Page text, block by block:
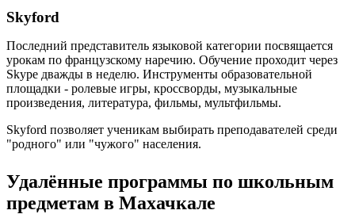
Skyford
Последний представитель языковой категории посвящается
урокам по французскому наречию. Обучение проходит через
Skype дважды в неделю. Инструменты образовательной
площадки - ролевые игры, кроссворды, музыкальные
произведения, литература, фильмы, мультфильмы.
Skyford позволяет ученикам выбирать преподавателей среди
"родного" или "чужого" населения.
Удалённые программы по школьным
предметам в Махачкале